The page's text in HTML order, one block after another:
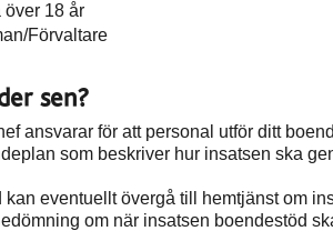
över 18 år
Förvaltare
sen?
ansvarar för att personal utför ditt
som beskriver hur insatsen ska
kan eventuellt övergå till hemtjänst om
om när insatsen boendestöd